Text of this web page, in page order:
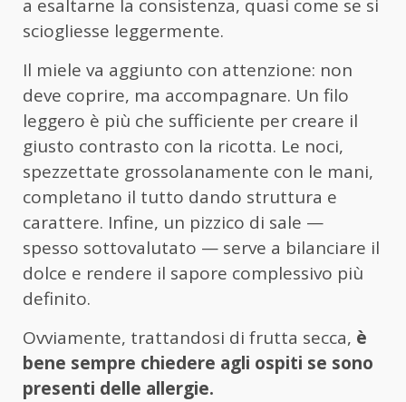
a esaltarne la consistenza, quasi come se si
sciogliesse leggermente.
Il miele va aggiunto con attenzione: non
deve coprire, ma accompagnare. Un filo
leggero è più che sufficiente per creare il
giusto contrasto con la ricotta. Le noci,
spezzettate grossolanamente con le mani,
completano il tutto dando struttura e
carattere. Infine, un pizzico di sale —
spesso sottovalutato — serve a bilanciare il
dolce e rendere il sapore complessivo più
definito.
Ovviamente, trattandosi di frutta secca, è
bene sempre chiedere agli ospiti se sono
presenti delle allergie.